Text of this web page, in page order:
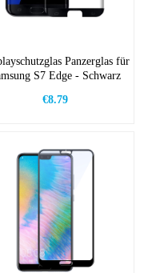
Panzerglas für
S7 Edge - Schwarz
€8.79